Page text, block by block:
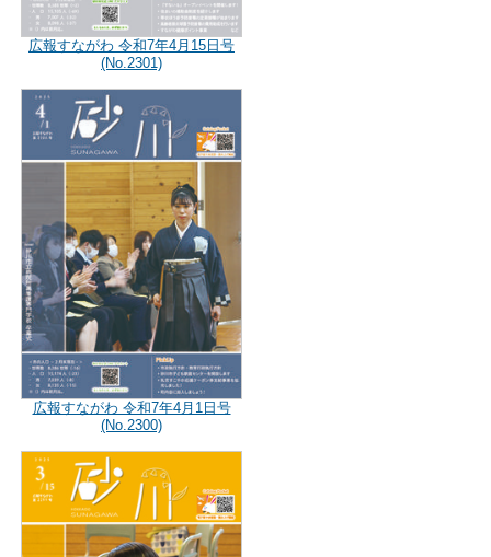
広報すながわ 令和7年4月15日号
(No.2301)
広報すながわ 令和7年4月1日号
(No.2300)